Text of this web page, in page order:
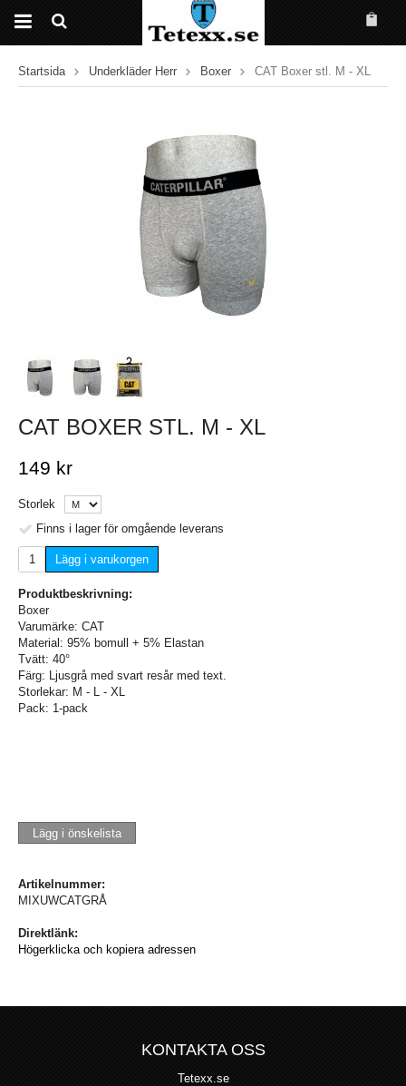
Startsida Underkläder Herr Boxer CAT Boxer stl. M - XL
CAT BOXER STL. M - XL
149 kr
Storlek
Finns i lager för omgående leverans
Lägg i varukorgen
Produktbeskrivning:
Boxer
Varumärke: CAT
Material: 95% bomull + 5% Elastan
Tvätt: 40°
Färg: Ljusgrå med svart resår med text.
Storlekar: M - L - XL
Pack: 1-pack
Lägg i önskelista
Artikelnummer:
MIXUWCATGRÅ
Direktlänk:
Högerklicka och kopiera adressen
KONTAKTA OSS
Tetexx.se